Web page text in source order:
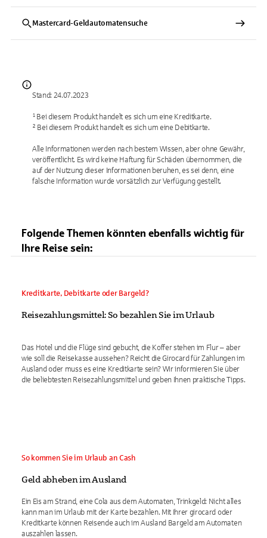
Mastercard-Geldautomatensuche
Stand: 24.07.2023
¹ Bei diesem Produkt handelt es sich um eine Kreditkarte.
² Bei diesem Produkt handelt es sich um eine Debitkarte.
Alle Informationen werden nach bestem Wissen, aber ohne Gewähr,
veröffentlicht. Es wird keine Haftung für Schäden übernommen, die
auf der Nutzung dieser Informationen beruhen, es sei denn, eine
falsche Information wurde vorsätzlich zur Verfügung gestellt.
Folgende Themen könnten ebenfalls wichtig für
Ihre Reise sein:
Kreditkarte, Debitkarte oder Bargeld?
Reisezahlungsmittel: So bezahlen Sie im Urlaub
Das Hotel und die Flüge sind gebucht, die Koffer stehen im Flur – aber
wie soll die Reisekasse aussehen? Reicht die Girocard für Zahlungen im
Ausland oder muss es eine Kreditkarte sein? Wir informieren Sie über
die beliebtesten Reisezahlungsmittel und geben Ihnen praktische Tipps.
So kommen Sie im Urlaub an Cash
Geld abheben im Ausland
Ein Eis am Strand, eine Cola aus dem Automaten, Trinkgeld: Nicht alles
kann man im Urlaub mit der Karte bezahlen. Mit Ihrer girocard oder
Kreditkarte können Reisende auch im Ausland Bargeld am Automaten
auszahlen lassen.